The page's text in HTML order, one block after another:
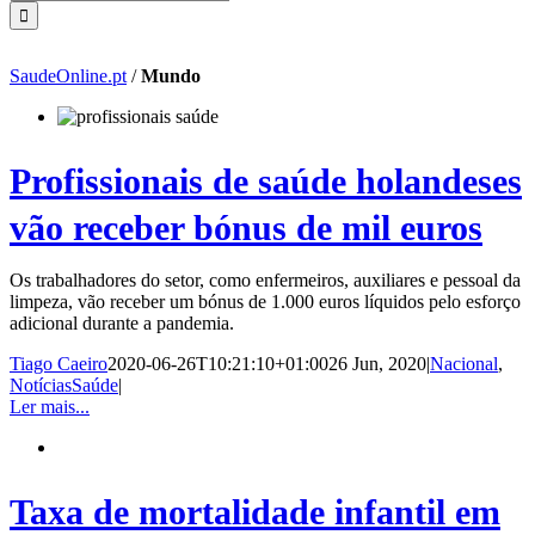
SaudeOnline.pt /Mundo
Profissionais de saúde holandeses
vão receber bónus de mil euros
Os trabalhadores do setor, como enfermeiros, auxiliares e pessoal da
limpeza, vão receber um bónus de 1.000 euros líquidos pelo esforço
adicional durante a pandemia.
Tiago Caeiro2020-06-26T10:21:10+01:0026 Jun, 2020|Nacional,
NotíciasSaúde|
Ler mais...
Taxa de mortalidade infantil em